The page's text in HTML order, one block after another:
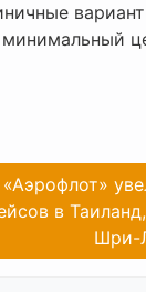
«Аэрофлот»
в
Шри-